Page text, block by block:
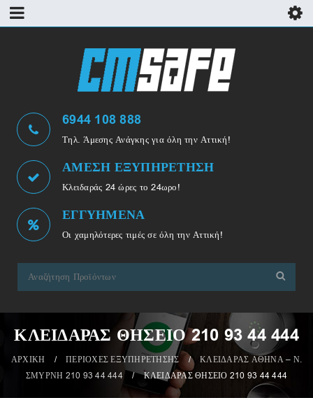
6944 108 888
Τηλ. Άμεσης Ανάγκης για όλη την Αττική!
ΑΜΕΣΗ ΕΞΥΠΗΡΕΤΗΣΗ
Κλειδαράς 24 ώρες το 24ωρο!
ΕΓΓΥΗΜΕΝΑ
Οι χαμηλότερες τιμές σε όλη την Αττική!
ΚΛΕΙΔΑΡΑΣ ΘΗΣΕΙΟ 210 93 44 444
ΑΡΧΙΚΗ / ΠΕΡΙΟΧΕΣ ΕΞΥΠΗΡΕΤΗΣΗΣ /
ΚΛΕΙΔΑΡΑΣ ΑΘΗΝΑ – Ν.
ΣΜΥΡΝΗ 210 93 44 444
/ ΚΛΕΙΔΑΡΑΣ ΘΗΣΕΙΟ 210 93 44 444